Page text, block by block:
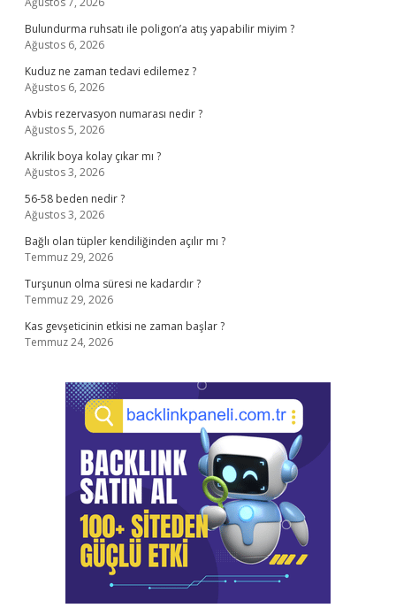
Bulundurma ruhsatı ile poligon’a atış yapabilir miyim ?
Ağustos 6, 2026
Kuduz ne zaman tedavi edilemez ?
Ağustos 6, 2026
Avbis rezervasyon numarası nedir ?
Ağustos 5, 2026
Akrilik boya kolay çıkar mı ?
Ağustos 3, 2026
56-58 beden nedir ?
Ağustos 3, 2026
Bağlı olan tüpler kendiliğinden açılır mı ?
Temmuz 29, 2026
Turşunun olma süresi ne kadardır ?
Temmuz 29, 2026
Kas gevşeticinin etkisi ne zaman başlar ?
Temmuz 24, 2026